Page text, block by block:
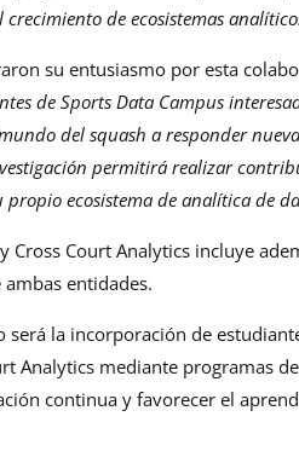
de ecosistemas
su entusiasmo por esta
de Sports Data Campus
del squash a responder
permitirá realizar
ecosistema de analítica de
Cross Court Analytics incluye
entidades.
la incorporación de
Analytics mediante programas
continua y favorecer el